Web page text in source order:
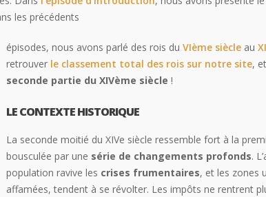
les précédents
épisodes, nous avons parlé des rois du VIème siècle au
retrouver le classement total des rois sur notre site,
seconde partie du XIVème siècle !
LE CONTEXTE HISTORIQUE
La seconde moitié du XIVe siècle ressemble fort à la
bousculée par une série de changements profonds.
population ravive les crises frumentaires, et les zones
affamées, tendent à se révolter. Les impôts ne rentrent